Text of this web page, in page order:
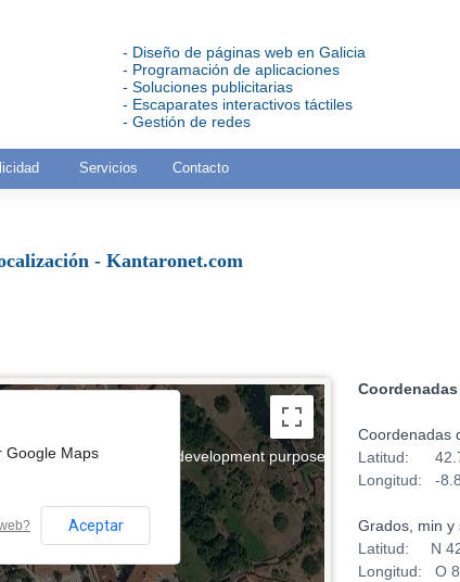
- Diseño de páginas web en Galicia
- Programación de aplicaciones
- Soluciones publicitarias
- Escaparates interactivos táctiles
- Gestión de redes
Servicios Contacto
- Kantaronet.com
only For development purposes only
Google Maps
Aceptar
Coordenadas
Coordenadas
Latitud:
Longitud: -
Grados, min y
Latitud: N
Longitud: O